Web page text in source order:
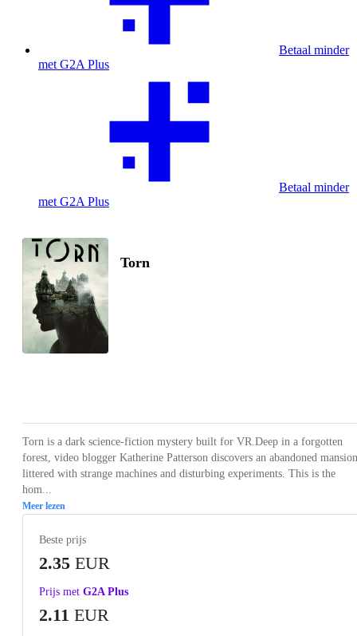
Betaal minder
met G2A Plus
Betaal minder
met G2A Plus
Torn
Torn is a dark science-fiction mystery built for VR.Deep in a forgotten
forest, video blogger Katherine Patterson discovers an abandoned
littered with strange machines and disturbing experiments. This is the
hom...
Meer lezen
Beste prijs
2.35 EUR
Prijs met G2A Plus
2.11 EUR